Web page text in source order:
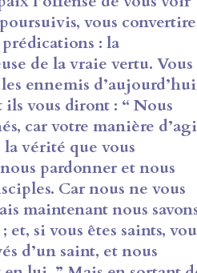
vous
: la
de la vraie vertu. Vous
ennemis d’aujourd’hui
vous diront : “ Nous
car votre manière
la vérité que vous
pardonner et nous
Car nous ne vous
maintenant nous
et, si vous êtes saints,
d’un saint, et nous